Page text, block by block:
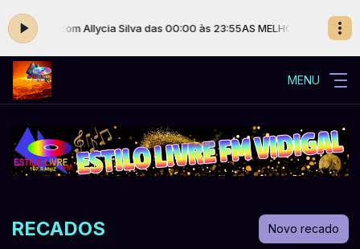
com Allycia Silva das 00:00 às 23:55AS MELHORES DA
MENU
RECADOS Novo recado